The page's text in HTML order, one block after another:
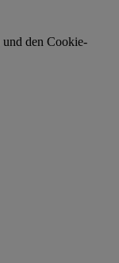
und den Cookie-